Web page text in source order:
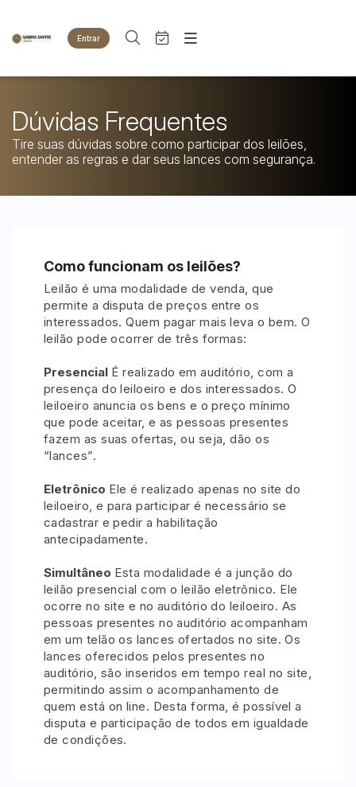
Entrar
Criar conta Entrar
Site
Agenda
Quem Somos
Contato
Terreno
Veículos
Carros
Motos
Categoria Subcategoria
Judiciais Extrajudiciais
Faixa de valor
Pesquisar
Home
Quem Somos
Eventos
Dúvidas Frequentes
Tire suas dúvidas sobre como participar dos leilões,
entender as regras e dar seus lances com segurança.
Como funcionam os leilões?
Leilão é uma modalidade de venda, que
permite a disputa de preços entre os
interessados. Quem pagar mais leva o bem. O
leilão pode ocorrer de três formas:
Presencial É realizado em auditório, com a
presença do leiloeiro e dos interessados. O
leiloeiro anuncia os bens e o preço mínimo
que pode aceitar, e as pessoas presentes
fazem as suas ofertas, ou seja, dão os
“lances”.
Eletrônico Ele é realizado apenas no site do
leiloeiro, e para participar é necessário se
cadastrar e pedir a habilitação
antecipadamente.
Simultâneo Esta modalidade é a junção do
leilão presencial com o leilão eletrônico. Ele
ocorre no site e no auditório do leiloeiro. As
pessoas presentes no auditório acompanham
em um telão os lances ofertados no site. Os
lances oferecidos pelos presentes no
auditório, são inseridos em tempo real no site,
permitindo assim o acompanhamento de
quem está on line. Desta forma, é possível a
disputa e participação de todos em igualdade
de condições.